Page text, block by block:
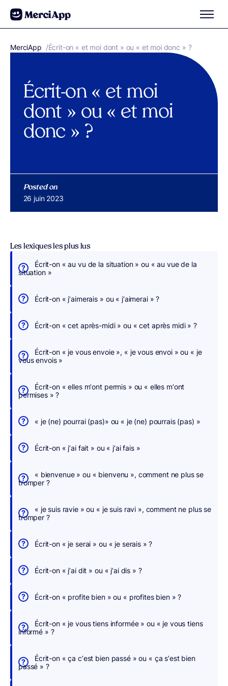
Aller au contenu
MerciApp correcteur orthographe
/Écrit-on « et moi dont » ou « et moi donc » ?
Écrit-on « et moi
dont » ou « et moi
donc » ?
Posted on
Publié le
26 juin 2023
É
r
i
v
e
s
s
h
r
h
e
,
n
u
c
r
i
g
o
Les lexiques les plus lus
Écrit-on « au vu de la situation » ou « au vue de la
situation »
Écrit-on « j’aimerais » ou « j’aimerai » ?
Écrit-on « cet après-midi » ou « cet après midi » ?
Écrit-on « je vous envoie », « je vous envoi » ou « je
vous envois »
Écrit-on « elles m’ont permis » ou « elles m’ont
permises » ?
« je (ne) pourrai (pas)» ou « je (ne) pourrais (pas) »
Écrit-on « j’ai fait » ou « j’ai fais »
« bienvenue » ou « bienvenu », comment ne plus se
tromper ?
« je suis ravie » ou « je suis ravi », comment ne plus se
tromper ?
Écrit-on « je serai » ou « je serais » ?
Écrit-on « j’ai dit » ou « j’ai dis » ?
Écrit-on « profite bien » ou « profites bien » ?
Écrit-on « je vous tiens informée » ou « je vous tiens
informé » ?
Écrit-on « ça c’est bien passé » ou « ça s’est bien
passé » ?